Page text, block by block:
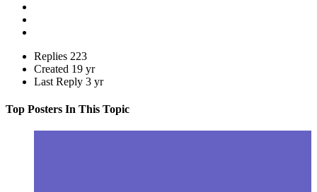
Replies 223
Created 19 yr
Last Reply 3 yr
Top Posters In This Topic